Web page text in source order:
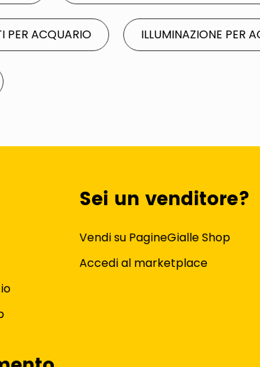
PER ACQUARIO ILLUMINAZIONE PER
Sei un venditore?
Vendi su PagineGialle Shop
Accedi al marketplace